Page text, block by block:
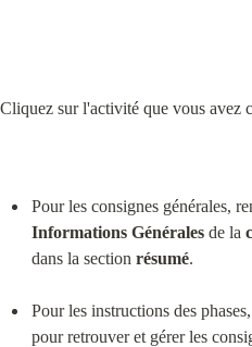
Cliquez sur l'activité que vous avez
Informations Générales de la
dans la section résumé.
Pour les instructions des
pour retrouver et gérer les